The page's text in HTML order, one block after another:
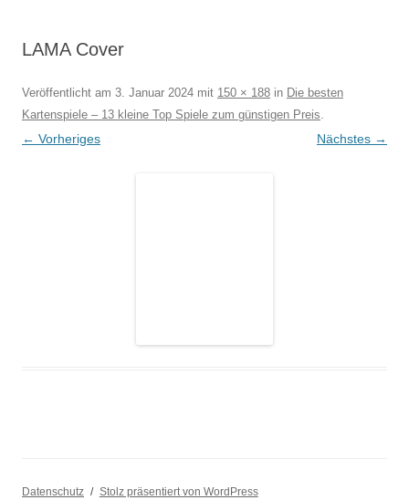
LAMA Cover
Veröffentlicht am 3. Januar 2024 mit 150 × 188 in Die besten
Kartenspiele – 13 kleine Top Spiele zum günstigen Preis.
← Vorheriges Nächstes →
Datenschutz Stolz präsentiert von WordPress